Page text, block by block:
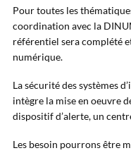
Pour toutes les
coordination avec la
référentiel sera complété
numérique.
La sécurité des systèmes
intègre la mise en oeuvre
dispositif d’alerte, un
Les besoin pourrons être